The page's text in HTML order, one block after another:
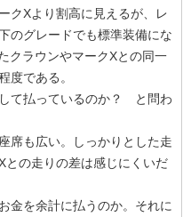
クXより割高に見えるが、レ
のグレードでも標準装備にな
クラウンやマークXとの同一
度である。
て払っているのか？ と問わ
席も広い。しっかりとした走
との走りの差は感じにくいだ
金を余計に払うのか。それに